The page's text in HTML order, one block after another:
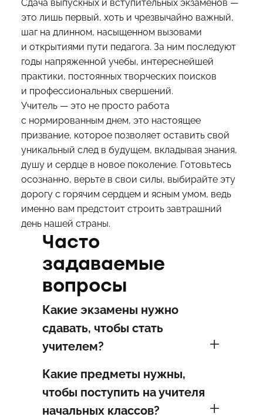
Сдача выпускных и вступительных экзаменов —
это лишь первый, хоть и чрезвычайно важный,
шаг на длинном, насыщенном вызовами
и открытиями пути педагога. За ним последуют
годы напряженной учебы, интереснейшей
практики, постоянных творческих поисков
и профессиональных свершений.
Учитель — это не просто работа
с нормированным днем, это настоящее
призвание, которое позволяет оставить свой
уникальный след в будущем, вкладывая знания,
душу и сердце в новое поколение. Готовьтесь
осознанно, верьте в свои силы, выбирайте эту
дорогу с горячим сердцем и ясным умом, ведь
именно вам предстоит строить завтрашний
день нашей страны.
Часто
задаваемые
вопросы
Какие экзамены нужно
сдавать, чтобы стать
учителем?
Какие предметы нужны,
чтобы поступить на учителя
начальных классов?